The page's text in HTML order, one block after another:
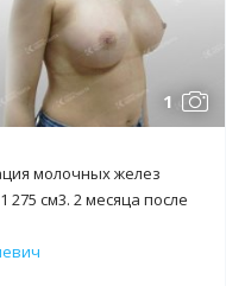
1
молочных желез
см3. 2 месяца после